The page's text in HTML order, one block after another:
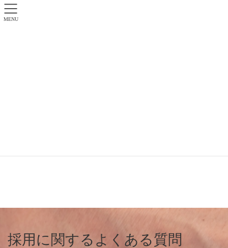
採用に関するよくある質問
MENU